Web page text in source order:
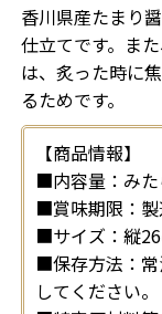
香川県産たまり
仕立てです。ま
は、炙った時に
るためです。
【商品情報】
■内容量：み
■賞味期限：製
■サイズ：縦
■保存方法：常
してください。